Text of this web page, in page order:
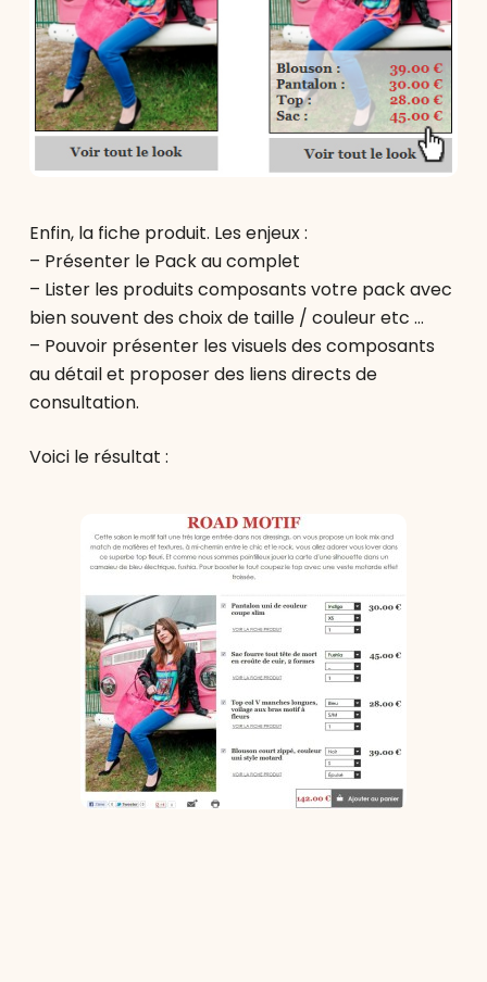
Enfin, la fiche produit. Les enjeux :
– Présenter le Pack au complet
– Lister les produits composants votre pack avec
bien souvent des choix de taille / couleur etc …
– Pouvoir présenter les visuels des composants
au détail et proposer des liens directs de
consultation.
Voici le résultat :